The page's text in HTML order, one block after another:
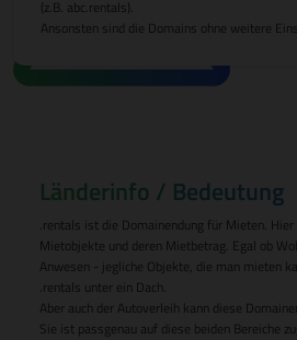
(z.B. abc.rentals).
Ansonsten sind die Domains ohne weitere
Länderinfo / Bedeutung
.rentals ist die Domainendung für Mieten.
Mietobjekte und deren Mietbetrag. Egal ob
Anwesen - jegliche Objekte, die man mieten
.rentals unter ein Dach.
Aber auch der Autoverleih kann diese
Sie ist passgenau auf diese beiden Bereiche